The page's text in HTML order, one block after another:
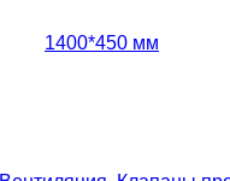
1400*450 мм